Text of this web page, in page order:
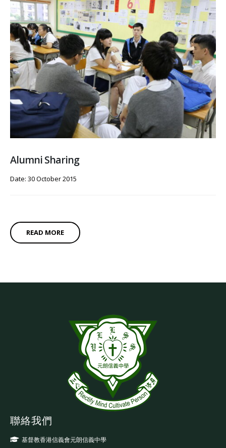
Alumni Sharing
Date: 30 October 2015
READ MORE
聯絡我們
基督教香港信義會元朗信義中學